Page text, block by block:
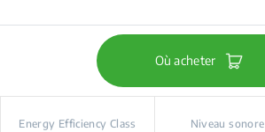
la
page.
Où acheter
Energy Efficiency Class Niveau sonore